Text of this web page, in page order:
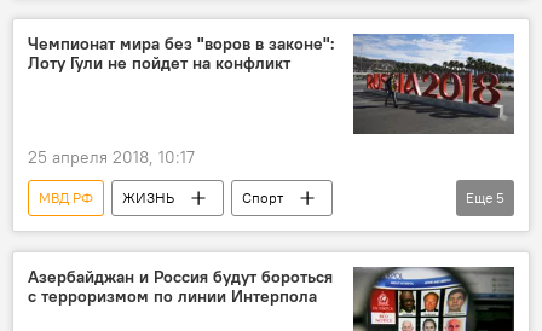
Чемпионат мира без "воров в законе":
Лоту Гули не пойдет на конфликт
25 апреля 2018, 10:17
МВД РФ ЖИЗНЬ
Спорт
Новости
Россия
Россия
Лоту Гули
ЧМ-2018 Вор в законе
Еще 5
Азербайджан и Россия будут бороться
с терроризмом по линии Интерпола